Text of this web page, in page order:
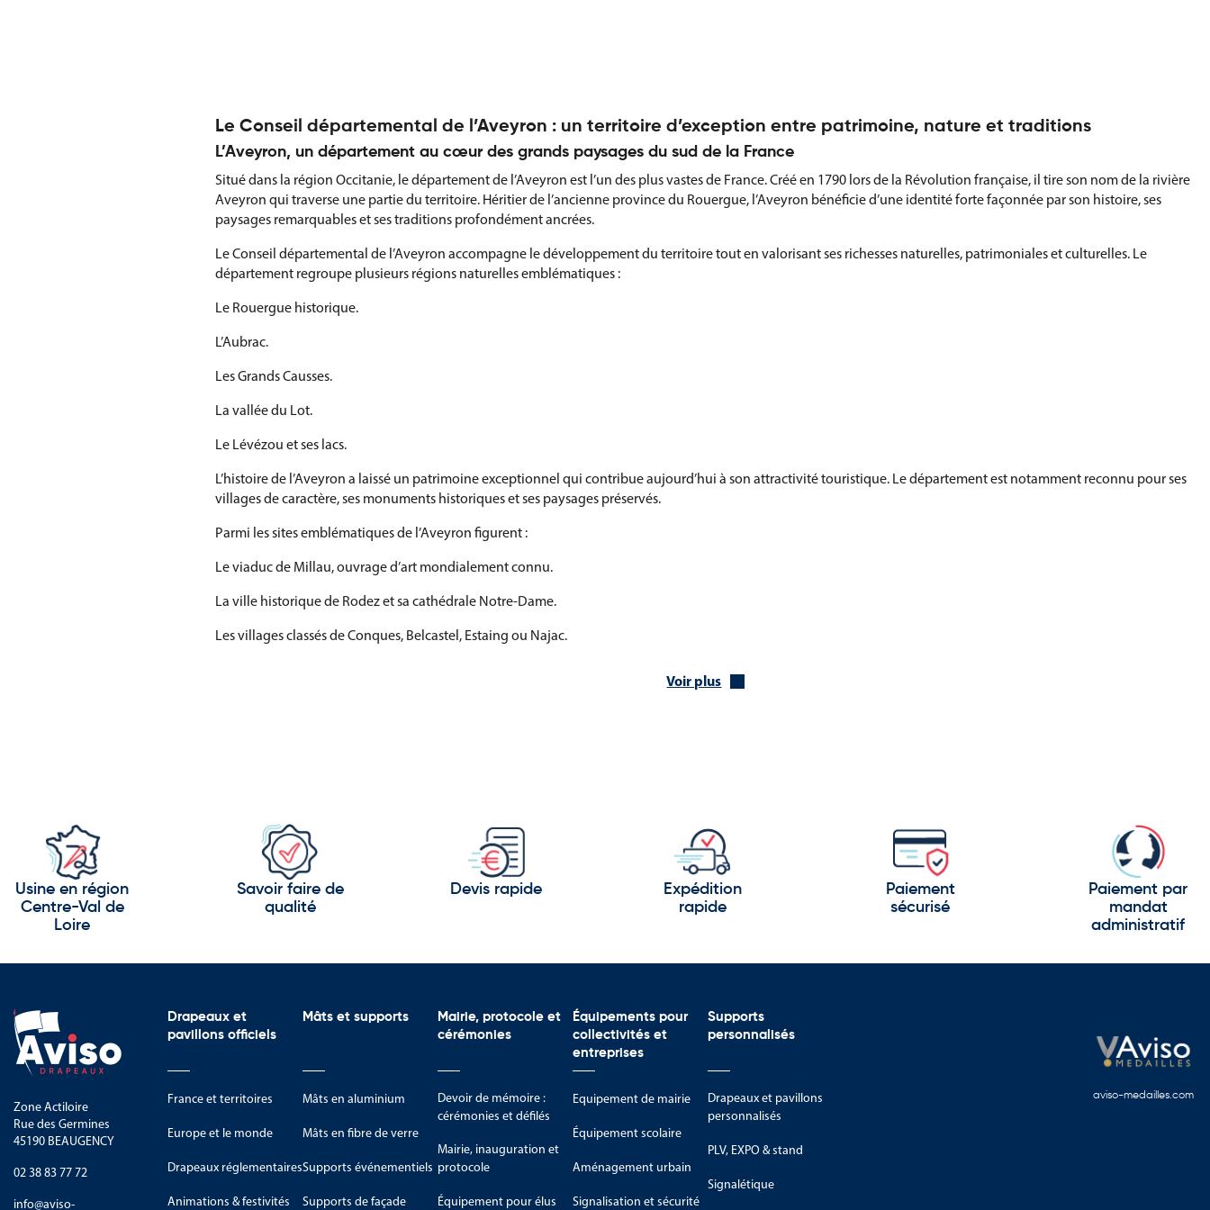
Le Conseil départemental de l’Aveyron : un territoire d’exception entre patrimoine, nature et traditions
L’Aveyron, un département au cœur des grands paysages du sud de la France
Situé dans la région Occitanie, le département de l’Aveyron est l’un des plus vastes de France. Créé en 1790 lors de la Révolution française, il tire son nom de la rivière
Aveyron qui traverse une partie du territoire. Héritier de l’ancienne province du Rouergue, l’Aveyron bénéficie d’une identité forte façonnée par son histoire, ses
paysages remarquables et ses traditions profondément ancrées.
Le Conseil départemental de l’Aveyron accompagne le développement du territoire tout en valorisant ses richesses naturelles, patrimoniales et culturelles. Le
département regroupe plusieurs régions naturelles emblématiques :
Le Rouergue historique.
L’Aubrac.
Les Grands Causses.
La vallée du Lot.
Le Lévézou et ses lacs.
L’histoire de l’Aveyron a laissé un patrimoine exceptionnel qui contribue aujourd’hui à son attractivité touristique. Le département est notamment reconnu pour ses
villages de caractère, ses monuments historiques et ses paysages préservés.
Parmi les sites emblématiques de l’Aveyron figurent :
Le viaduc de Millau, ouvrage d’art mondialement connu.
La ville historique de Rodez et sa cathédrale Notre-Dame.
Les villages classés de Conques, Belcastel, Estaing ou Najac.
Les gorges du Tarn, de la Dourbie et de l’Aveyron.
Les vastes espaces naturels préservés.
Les vallées et paysages agricoles façonnés par des siècles d’activité humaine.
Les fêtes locales et foires traditionnelles.
Les traditions rurales transmises de génération en génération.
Les symboles du Conseil départemental de l’Aveyron permettent aujourd’hui de représenter un territoire dynamique qui conjugue patrimoine, innovation,
agriculture et tourisme.
Voir plus
Usine en région
Centre-Val de
Loire
Savoir faire de
qualité
Devis rapide
Expédition
rapide
Paiement
sécurisé
Paiement par
mandat
administratif
Zone Actiloire
Rue des Germines
45190 BEAUGENCY
02 38 83 77 72
info@aviso-
Drapeaux et
pavillons officiels
France et territoires
Europe et le monde
Drapeaux réglementaires
Animations & festivités
Mâts et supports
Mâts en aluminium
Mâts en fibre de verre
Supports événementiels
Supports de façade
Mairie, protocole et
cérémonies
Devoir de mémoire :
cérémonies et défilés
Mairie, inauguration et
protocole
Équipement pour élus
Équipements pour
collectivités et
entreprises
Equipement de mairie
Équipement scolaire
Aménagement urbain
Signalisation et sécurité
Supports
personnalisés
Drapeaux et pavillons
personnalisés
PLV, EXPO & stand
Signalétique
aviso-medailles.com